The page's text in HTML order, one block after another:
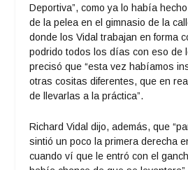
Deportiva”, como ya lo había
de la pelea en el gimnasio de la
donde los Vidal trabajan en forma
podrido todos los días con eso de
precisó que “esta vez habíamos
otras cositas diferentes, que en
de llevarlas a la práctica”.
Richard Vidal dijo, además, que
sintió un poco la primera derecha
cuando ví que le entró con el